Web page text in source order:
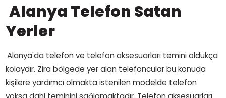
Alanya Telefon Satan
Yerler
Alanya'da telefon ve telefon aksesuarları temini oldukça
kolaydır. Zira bölgede yer alan telefoncular bu konuda
kişilere yardımcı olmakta istenilen modelde telefon